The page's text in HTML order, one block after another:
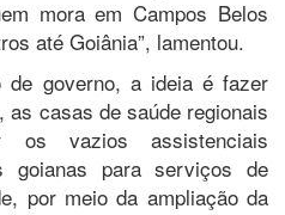
mora em Campos Belos
até Goiânia”, lamentou.
de governo, a ideia é fazer
casas de saúde regionais
os vazios assistenciais
goianas para serviços de
por meio da ampliação da